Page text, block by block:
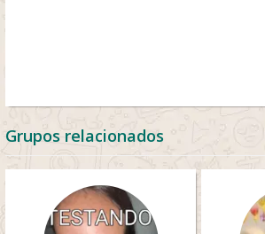
Grupos relacionados